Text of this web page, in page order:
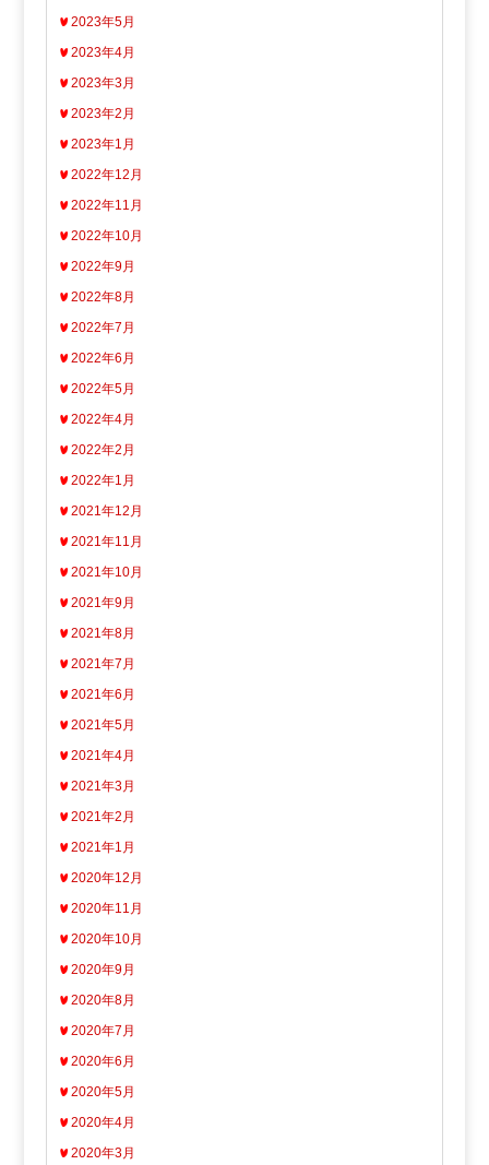
2023年5月
2023年4月
2023年3月
2023年2月
2023年1月
2022年12月
2022年11月
2022年10月
2022年9月
2022年8月
2022年7月
2022年6月
2022年5月
2022年4月
2022年2月
2022年1月
2021年12月
2021年11月
2021年10月
2021年9月
2021年8月
2021年7月
2021年6月
2021年5月
2021年4月
2021年3月
2021年2月
2021年1月
2020年12月
2020年11月
2020年10月
2020年9月
2020年8月
2020年7月
2020年6月
2020年5月
2020年4月
2020年3月